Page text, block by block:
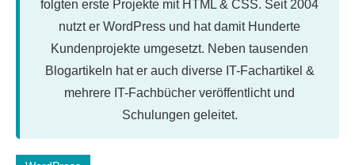
folgten erste Projekte mit HTML & CSS. Seit 2004
nutzt er WordPress und hat damit Hunderte
Kundenprojekte umgesetzt. Neben tausenden
Blogartikeln hat er auch diverse IT-Fachartikel &
mehrere IT-Fachbücher veröffentlicht und
Schulungen geleitet.